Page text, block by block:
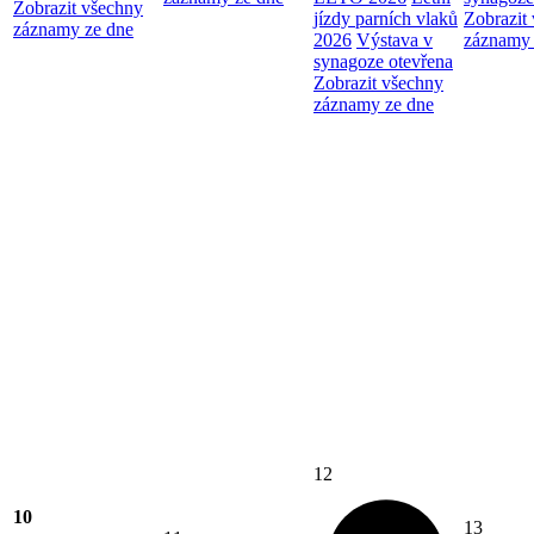
Zobrazit všechny
záznamy ze dne
jízdy parních vlaků
2026 Výstava v
synagoze otevřena
Zobrazit všechny
záznamy ze dne
Zobrazit
10
12
13